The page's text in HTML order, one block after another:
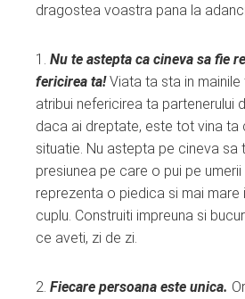
dragostea voastra pana la
1. Nu te astepta ca cineva sa fie
fericirea ta!Viata ta sta in mainile
atribui nefericirea ta partenerului
daca ai dreptate, este tot vina ta
situatie. Nu astepta pe cineva sa
presiunea pe care o pui pe
reprezenta o piedica si mai
cuplu. Construiti impreuna si
ce aveti, zi de zi.
2. Fiecare persoana este unica.